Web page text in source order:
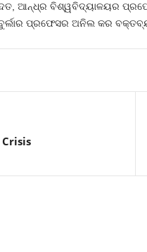
ଦତ, ଆନ୍ଧ୍ର ବିଶ୍ୱବିଦ୍ୟାଳୟର
ପ୍ରଫେସର ଅନିଲ କର